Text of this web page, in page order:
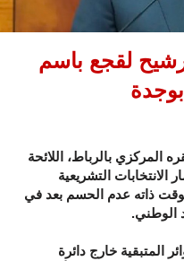
لقجع باسم
المركزي بالرباط، اللائحة
التشريعية
معلناً في الوقت ذاته عدم الحسم بعد في
الوطني.
المتبقية خارج دائرة